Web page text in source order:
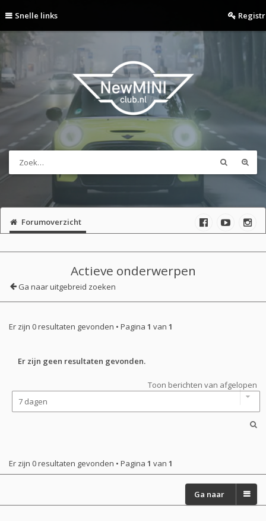
Snelle links
Forumoverzicht
Actieve onderwerpen
Ga naar uitgebreid zoeken
Er zijn 0 resultaten gevonden • Pagina 1 van 1
Er zijn geen resultaten gevonden.
Toon berichten van afgelopen
Er zijn 0 resultaten gevonden • Pagina 1 van 1
Ga naar